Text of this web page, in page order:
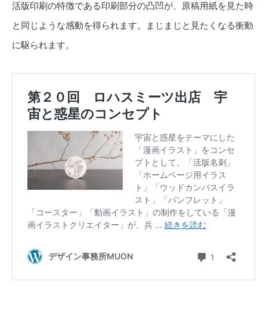
活版印刷の特徴である印刷部分の凸凹が、原稿用紙を見た時
と同じような感動を得られます。まじまじと見たくなる衝動
に駆られます。